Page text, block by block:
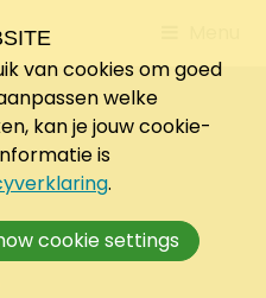
to
van cookies om goed
welke
kan je jouw cookie-
is
.
cookie settings